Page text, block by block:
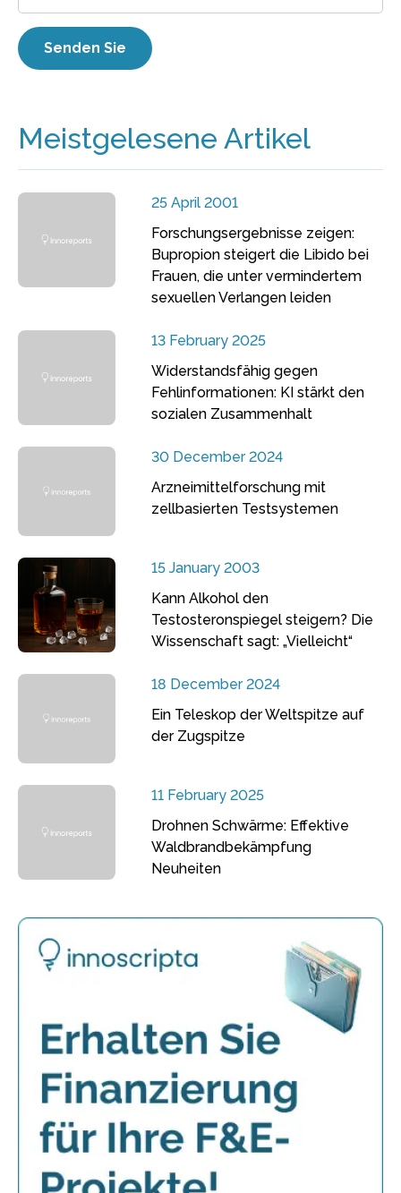
Meistgelesene Artikel
25 April 2001
Forschungsergebnisse zeigen:
Bupropion steigert die Libido bei
Frauen, die unter vermindertem
sexuellen Verlangen leiden
13 February 2025
Widerstandsfähig gegen
Fehlinformationen: KI stärkt den
sozialen Zusammenhalt
30 December 2024
Arzneimittelforschung mit
zellbasierten Testsystemen
15 January 2003
Kann Alkohol den
Testosteronspiegel steigern? Die
Wissenschaft sagt: „Vielleicht“
18 December 2024
Ein Teleskop der Weltspitze auf
der Zugspitze
11 February 2025
Drohnen Schwärme: Effektive
Waldbrandbekämpfung
Neuheiten